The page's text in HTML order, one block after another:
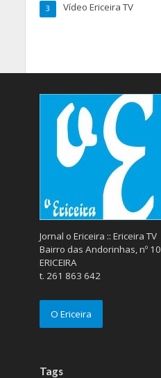
Vídeo Ericeira TV
3
Jornal o Ericeira :: Ericeira TV
Bairro das Andorinhas, nº 10
ERICEIRA
t. 261 863 642
O Ericeira
Tags